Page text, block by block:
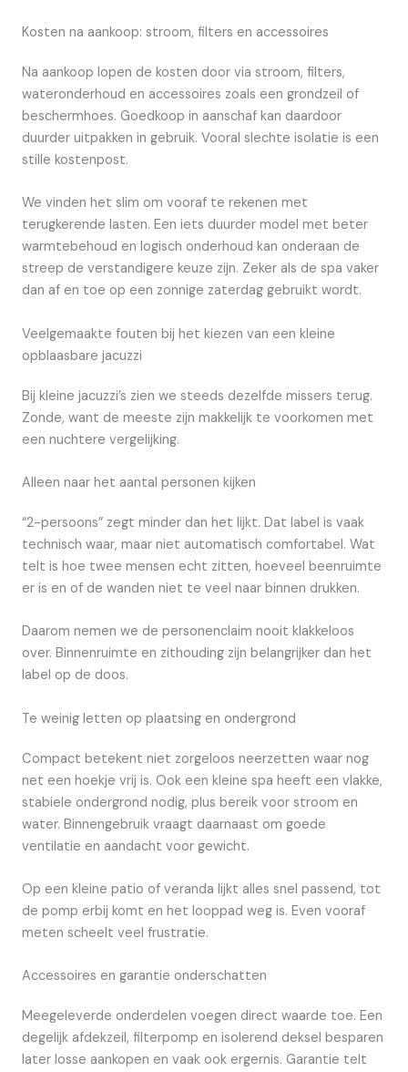
Kosten na aankoop: stroom, filters en accessoires
Na aankoop lopen de kosten door via stroom, filters,
wateronderhoud en accessoires zoals een grondzeil of
beschermhoes. Goedkoop in aanschaf kan daardoor
duurder uitpakken in gebruik. Vooral slechte isolatie is een
stille kostenpost.
We vinden het slim om vooraf te rekenen met
terugkerende lasten. Een iets duurder model met beter
warmtebehoud en logisch onderhoud kan onderaan de
streep de verstandigere keuze zijn. Zeker als de spa vaker
dan af en toe op een zonnige zaterdag gebruikt wordt.
Veelgemaakte fouten bij het kiezen van een kleine
opblaasbare jacuzzi
Bij kleine jacuzzi’s zien we steeds dezelfde missers terug.
Zonde, want de meeste zijn makkelijk te voorkomen met
een nuchtere vergelijking.
Alleen naar het aantal personen kijken
“2-persoons” zegt minder dan het lijkt. Dat label is vaak
technisch waar, maar niet automatisch comfortabel. Wat
telt is hoe twee mensen echt zitten, hoeveel beenruimte
er is en of de wanden niet te veel naar binnen drukken.
Daarom nemen we de personenclaim nooit klakkeloos
over. Binnenruimte en zithouding zijn belangrijker dan het
label op de doos.
Te weinig letten op plaatsing en ondergrond
Compact betekent niet zorgeloos neerzetten waar nog
net een hoekje vrij is. Ook een kleine spa heeft een vlakke,
stabiele ondergrond nodig, plus bereik voor stroom en
water. Binnengebruik vraagt daarnaast om goede
ventilatie en aandacht voor gewicht.
Op een kleine patio of veranda lijkt alles snel passend, tot
de pomp erbij komt en het looppad weg is. Even vooraf
meten scheelt veel frustratie.
Accessoires en garantie onderschatten
Meegeleverde onderdelen voegen direct waarde toe. Een
degelijk afdekzeil, filterpomp en isolerend deksel besparen
later losse aankopen en vaak ook ergernis. Garantie telt